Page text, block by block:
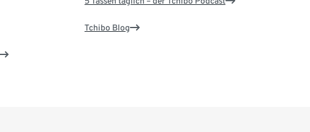
Tchibo Blog